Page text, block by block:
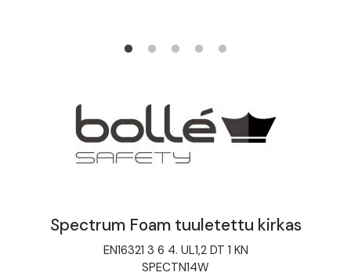
Spectrum Foam tuuletettu kirkas
EN16321 3 6 4. UL1,2 DT 1 KN
SPECTN14W